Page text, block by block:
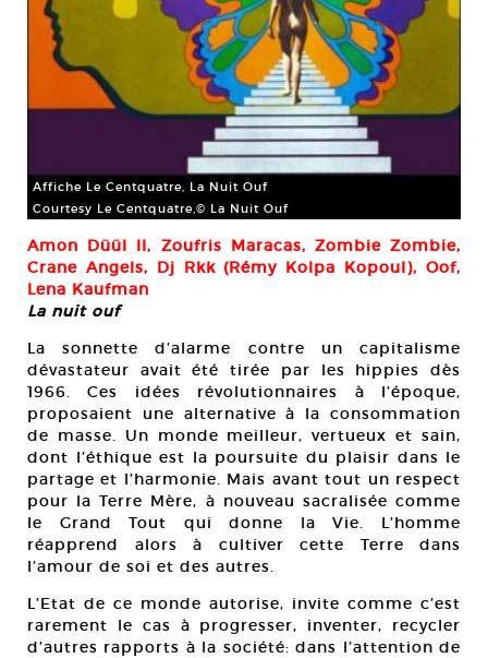
Affiche Le Centquatre, La Nuit Ouf
Courtesy Le Centquatre,© La Nuit Ouf
Amon Düül II, Zoufris Maracas, Zombie Zombie,
Crane Angels, Dj Rkk (Rémy Kolpa Kopoul), Oof,
Lena Kaufman
La nuit ouf
La sonnette d’alarme contre un capitalisme
dévastateur avait été tirée par les hippies dès
1966. Ces idées révolutionnaires à l’époque,
proposaient une alternative à la consommation
de masse. Un monde meilleur, vertueux et sain,
dont l’éthique est la poursuite du plaisir dans le
partage et l’harmonie. Mais avant tout un respect
pour la Terre Mère, à nouveau sacralisée comme
le Grand Tout qui donne la Vie. L’homme
réapprend alors à cultiver cette Terre dans
l’amour de soi et des autres.
L’Etat de ce monde autorise, invite comme c’est
rarement le cas à progresser, inventer, recycler
d’autres rapports à la société: dans l’attention de